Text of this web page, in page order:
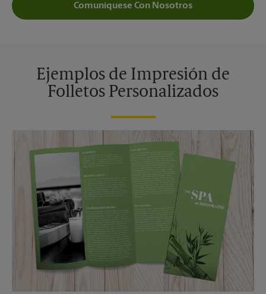
Comuníquese Con Nosotros
Ejemplos de Impresión de
Folletos Personalizados